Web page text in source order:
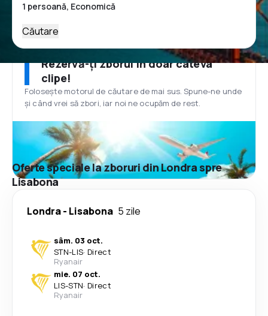
Căutare
Rezervă-ți zborul în doar câteva
clipe!
Folosește motorul de căutare de mai sus. Spune-ne unde
și când vrei să zbori, iar noi ne ocupăm de rest.
Oferte speciale la zboruri din Londra spre
Lisabona
Londra- Lisabona 5 zile
sâm. 03 oct.
STN-LIS· Direct
Ryanair
mie. 07 oct.
LIS-STN· Direct
Ryanair